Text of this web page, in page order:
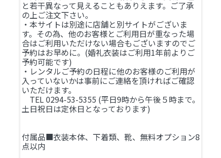
と若干異なって見えることもありえます。ご了承
の上ご注文下さい。
・本サイトは別途に店舗と別サイトがございま
す。その為、他のお客様とご利用日が重なった場
合はご利用いただけない場合もございますのでご
予約はお早めに。(婚礼衣装はご利用1年前よりご
予約可能です)
・レンタルご予約の日程に他のお客様のご利用が
入っていないかは事前にご連絡を頂ければご確認
いただけます。
TEL 0294-53-5355 (平日9時から午後５時まで。
土日祝日は定休日となっております)
付属品■衣装本体、下着類、靴、無料オプション8
点以内